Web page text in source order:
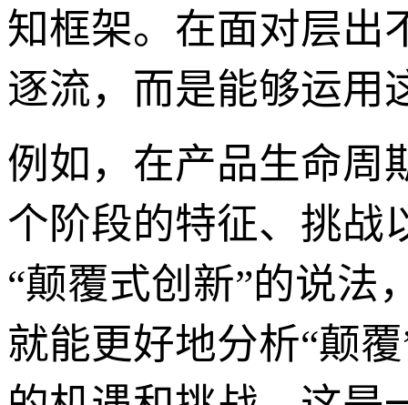
知框架。在面对层出
逐流，而是能够运用
例如，在产品生命周
个阶段的特征、挑战
“颠覆式创新”的说法
就能更好地分析“颠